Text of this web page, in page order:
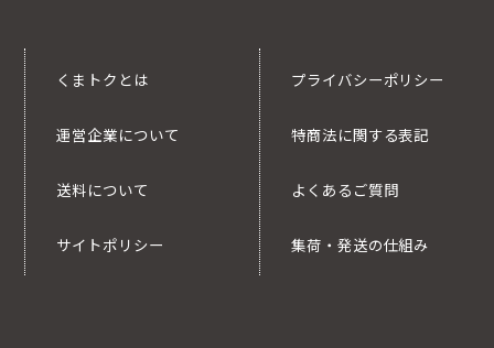
くまトクとは
運営企業について
送料について
サイトポリシー
プライバシーポリシー
特商法に関する表記
よくあるご質問
集荷・発送の仕組み